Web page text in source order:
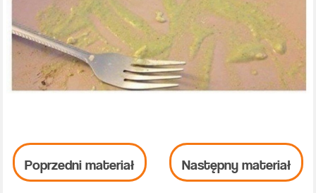
Poprzedni materiał Następny materiał